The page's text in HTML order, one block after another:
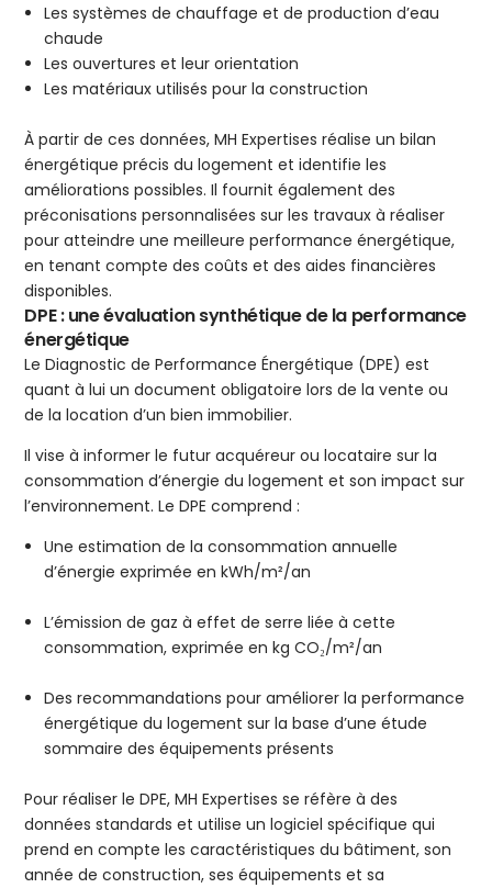
Les systèmes de chauffage et de production d’eau
chaude
Les ouvertures et leur orientation
Les matériaux utilisés pour la construction
À partir de ces données, MH Expertises réalise un bilan
énergétique précis du logement et identifie les
améliorations possibles. Il fournit également des
préconisations personnalisées sur les travaux à réaliser
pour atteindre une meilleure performance énergétique,
en tenant compte des coûts et des aides financières
disponibles.
DPE : une évaluation synthétique de la performance
énergétique
Le Diagnostic de Performance Énergétique (DPE) est
quant à lui un document obligatoire lors de la vente ou
de la location d’un bien immobilier.
Il vise à informer le futur acquéreur ou locataire sur la
consommation d’énergie du logement et son impact sur
l’environnement. Le DPE comprend :
Une estimation de la consommation annuelle
d’énergie exprimée en kWh/m²/an
L’émission de gaz à effet de serre liée à cette
consommation, exprimée en kg CO₂/m²/an
Des recommandations pour améliorer la performance
énergétique du logement sur la base d’une étude
sommaire des équipements présents
Pour réaliser le DPE, MH Expertises se réfère à des
données standards et utilise un logiciel spécifique qui
prend en compte les caractéristiques du bâtiment, son
année de construction, ses équipements et sa